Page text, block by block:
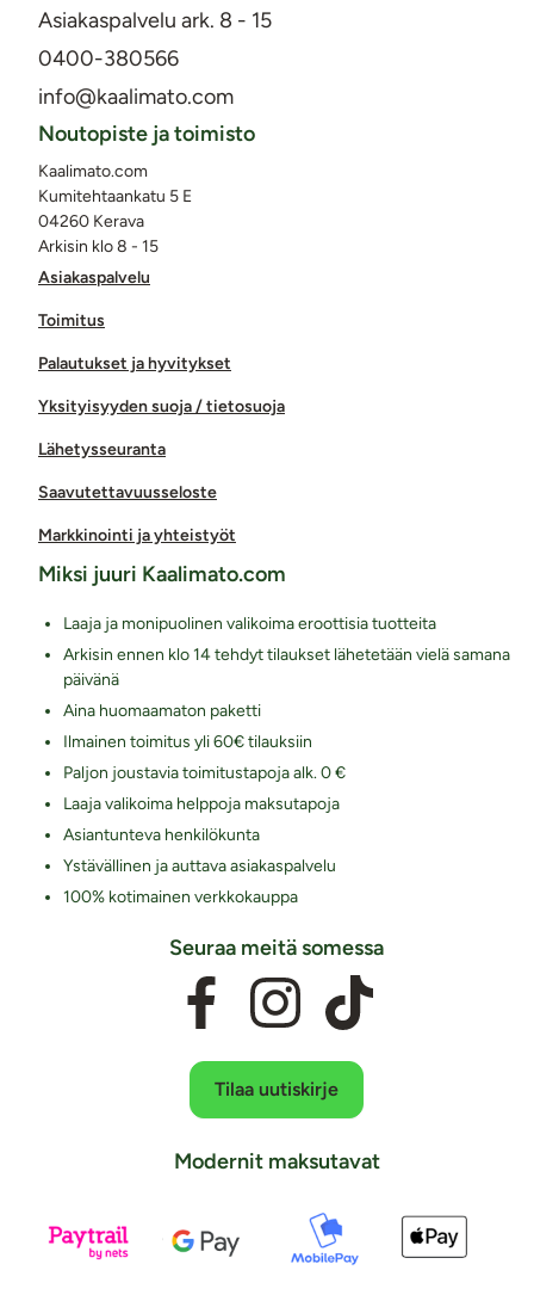
Asiakaspalvelu ark. 8 - 15
0400-380566
info@kaalimato.com
Asiakaspalvelu
Toimitus
Palautukset ja hyvitykset
Yksityisyyden suoja / tietosuoja
Lähetysseuranta
Saavutettavuusseloste
Markkinointi ja yhteistyöt
Noutopiste ja toimisto
Kaalimato.com
Kumitehtaankatu 5 E
04260 Kerava
Arkisin klo 8 - 15
Miksi juuri Kaalimato.com
Laaja ja monipuolinen valikoima eroottisia tuotteita
Arkisin ennen klo 14 tehdyt tilaukset lähetetään vielä samana
päivänä
Aina huomaamaton paketti
Ilmainen toimitus yli 60€ tilauksiin
Paljon joustavia toimitustapoja alk. 0 €
Laaja valikoima helppoja maksutapoja
Asiantunteva henkilökunta
Ystävällinen ja auttava asiakaspalvelu
100% kotimainen verkkokauppa
Seuraa meitä somessa
Tilaa uutiskirje
Modernit maksutavat